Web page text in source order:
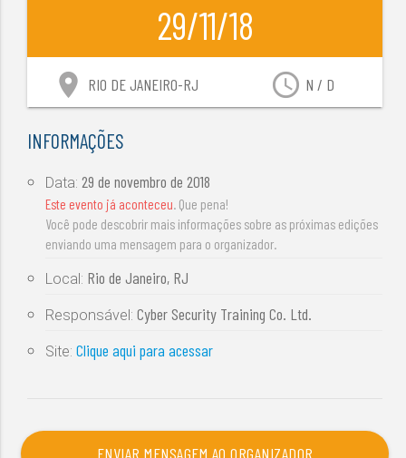
29/11/18
access_time N / D
location_on RIO DE JANEIRO-RJ
INFORMAÇÕES
Data:29 de novembro de 2018
Este evento já aconteceu. Que pena!
Você pode descobrir mais informações sobre as próximas edições
enviando uma mensagem para o organizador.
Local: Rio de Janeiro, RJ
Responsável:Cyber Security Training Co. Ltd.
Site:Clique aqui para acessar
ENVIAR MENSAGEM AO ORGANIZADOR